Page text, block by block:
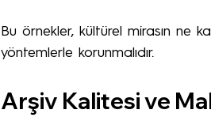
Bu örnekler, kültürel mirasın ne
yöntemlerle korunmalıdır.
Arşiv Kalitesi ve